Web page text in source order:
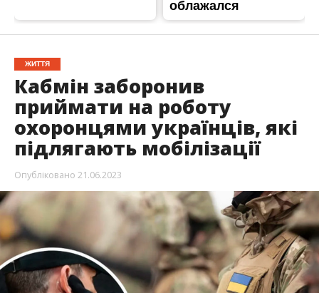
ЖИТТЯ
Кабмін заборонив
приймати на роботу
охоронцями українців, які
підлягають мобілізації
Опубліковано 21.06.2023